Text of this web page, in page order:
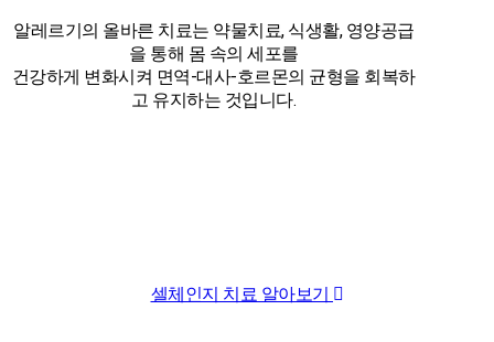
알레르기의 올바른 치료는 약물치료, 식생활, 영양공급
을 통해 몸 속의 세포를
건강하게 변화시켜 면역-대사-호르몬의 균형을 회복하
고 유지하는 것입니다.
셀체인지 치료 알아보기